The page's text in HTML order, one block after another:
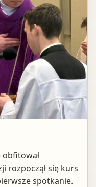
obfitował
rozpoczął się kurs
spotkanie.